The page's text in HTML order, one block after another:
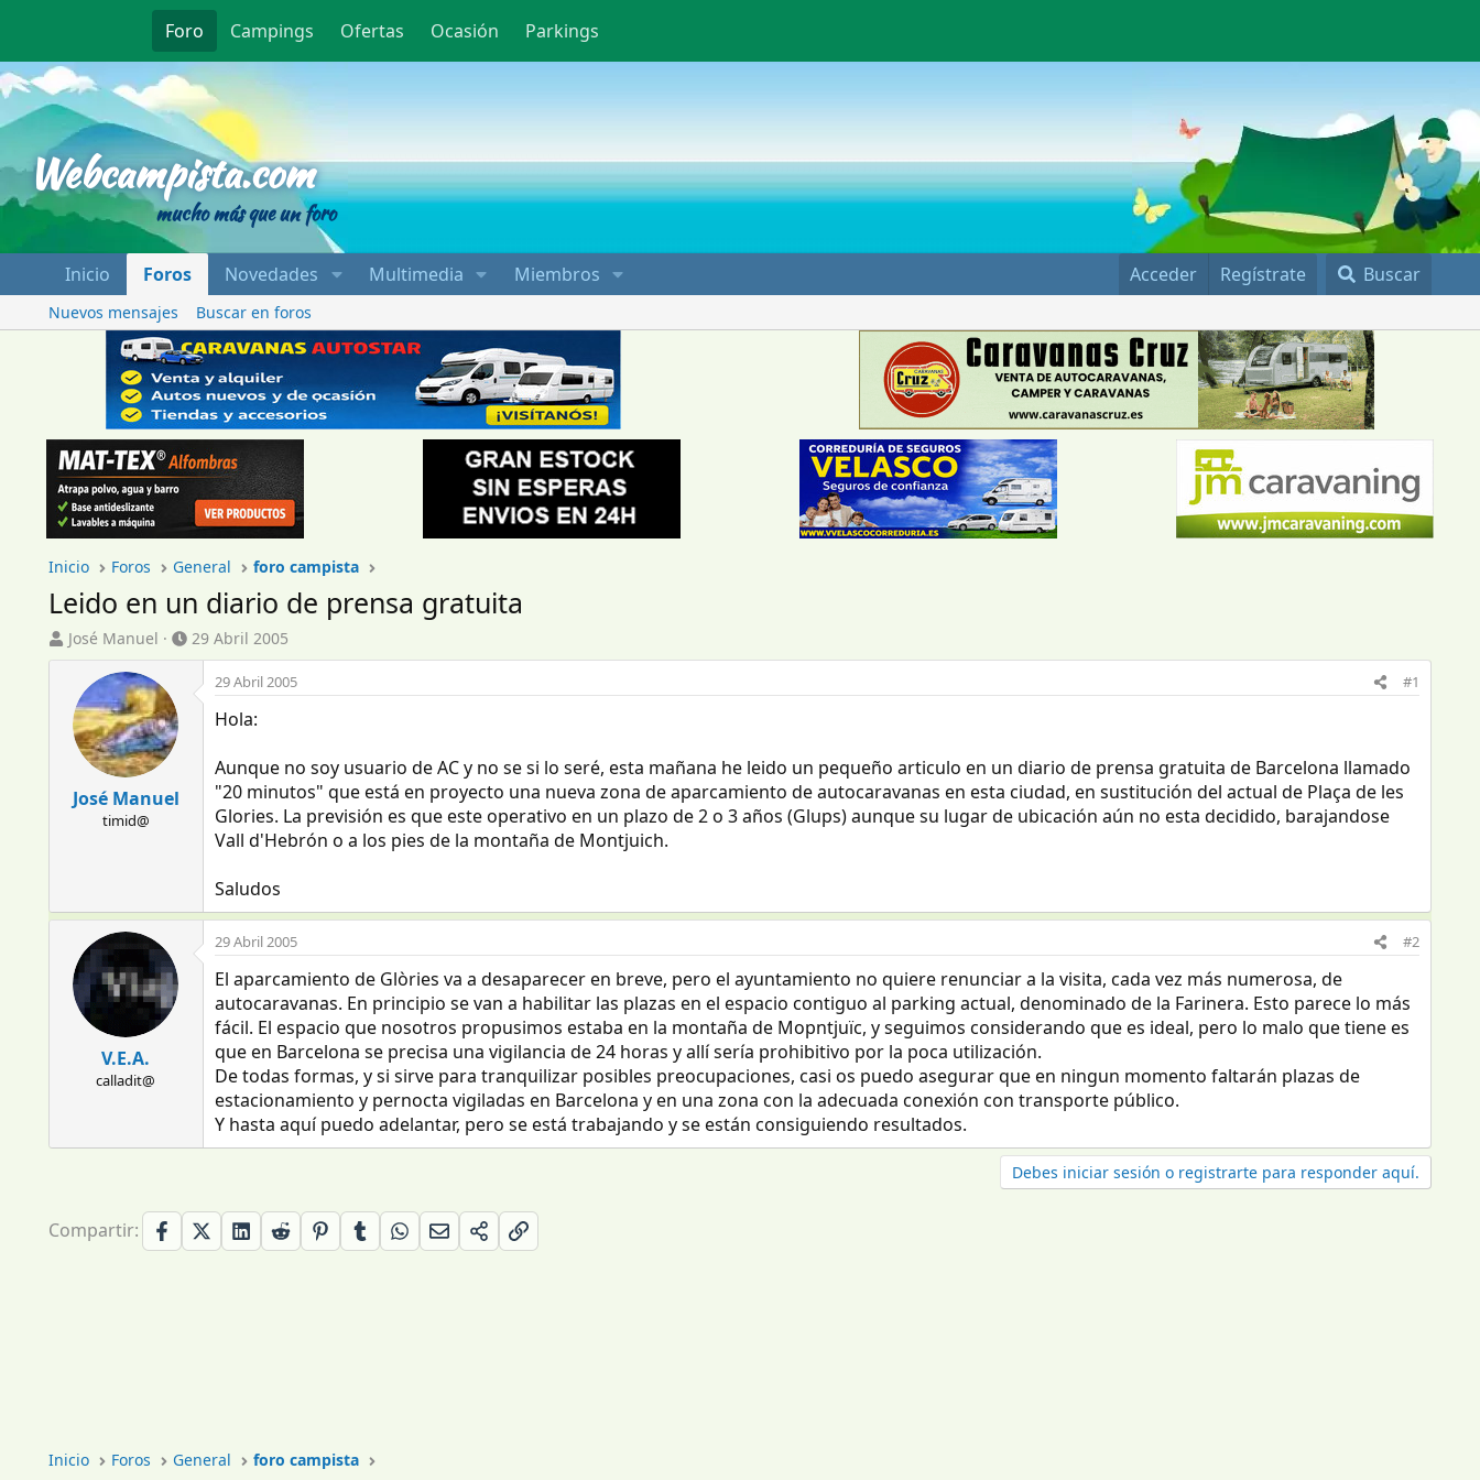
Foro Campings Ofertas Ocasión Parkings
Webcampista.com
mucho más que un foro
Inicio Foros Novedades Multimedia Miembros Acceder Regístrate Buscar
Nuevos mensajes Buscar en foros
Inicio Foros General foro campista
Leido en un diario de prensa gratuita
I
n
a
r
e
José Manuel
F
e
h
29 Abril 2005
José Manuel
timid@
29 Abril 2005 #1
Hola:
Aunque no soy usuario de AC y no se si lo seré, esta mañana he leido un pequeño articulo en un diario de prensa gratuita de Barcelona llamado
"20 minutos" que está en proyecto una nueva zona de aparcamiento de autocaravanas en esta ciudad, en sustitución del actual de Plaça de les
Glories. La previsión es que este operativo en un plazo de 2 o 3 años (Glups) aunque su lugar de ubicación aún no esta decidido, barajandose
Vall d'Hebrón o a los pies de la montaña de Montjuich.
Saludos
V.E.A.
calladit@
29 Abril 2005 #2
El aparcamiento de Glòries va a desaparecer en breve, pero el ayuntamiento no quiere renunciar a la visita, cada vez más numerosa, de
autocaravanas. En principio se van a habilitar las plazas en el espacio contiguo al parking actual, denominado de la Farinera. Esto parece lo más
fácil. El espacio que nosotros propusimos estaba en la montaña de Mopntjuïc, y seguimos considerando que es ideal, pero lo malo que tiene es
que en Barcelona se precisa una vigilancia de 24 horas y allí sería prohibitivo por la poca utilización.
De todas formas, y si sirve para tranquilizar posibles preocupaciones, casi os puedo asegurar que en ningun momento faltarán plazas de
estacionamiento y pernocta vigiladas en Barcelona y en una zona con la adecuada conexión con transporte público.
Y hasta aquí puedo adelantar, pero se está trabajando y se están consiguiendo resultados.
Debes iniciar sesión o registrarte para responder aquí.
Compartir:
Inicio Foros General foro campista